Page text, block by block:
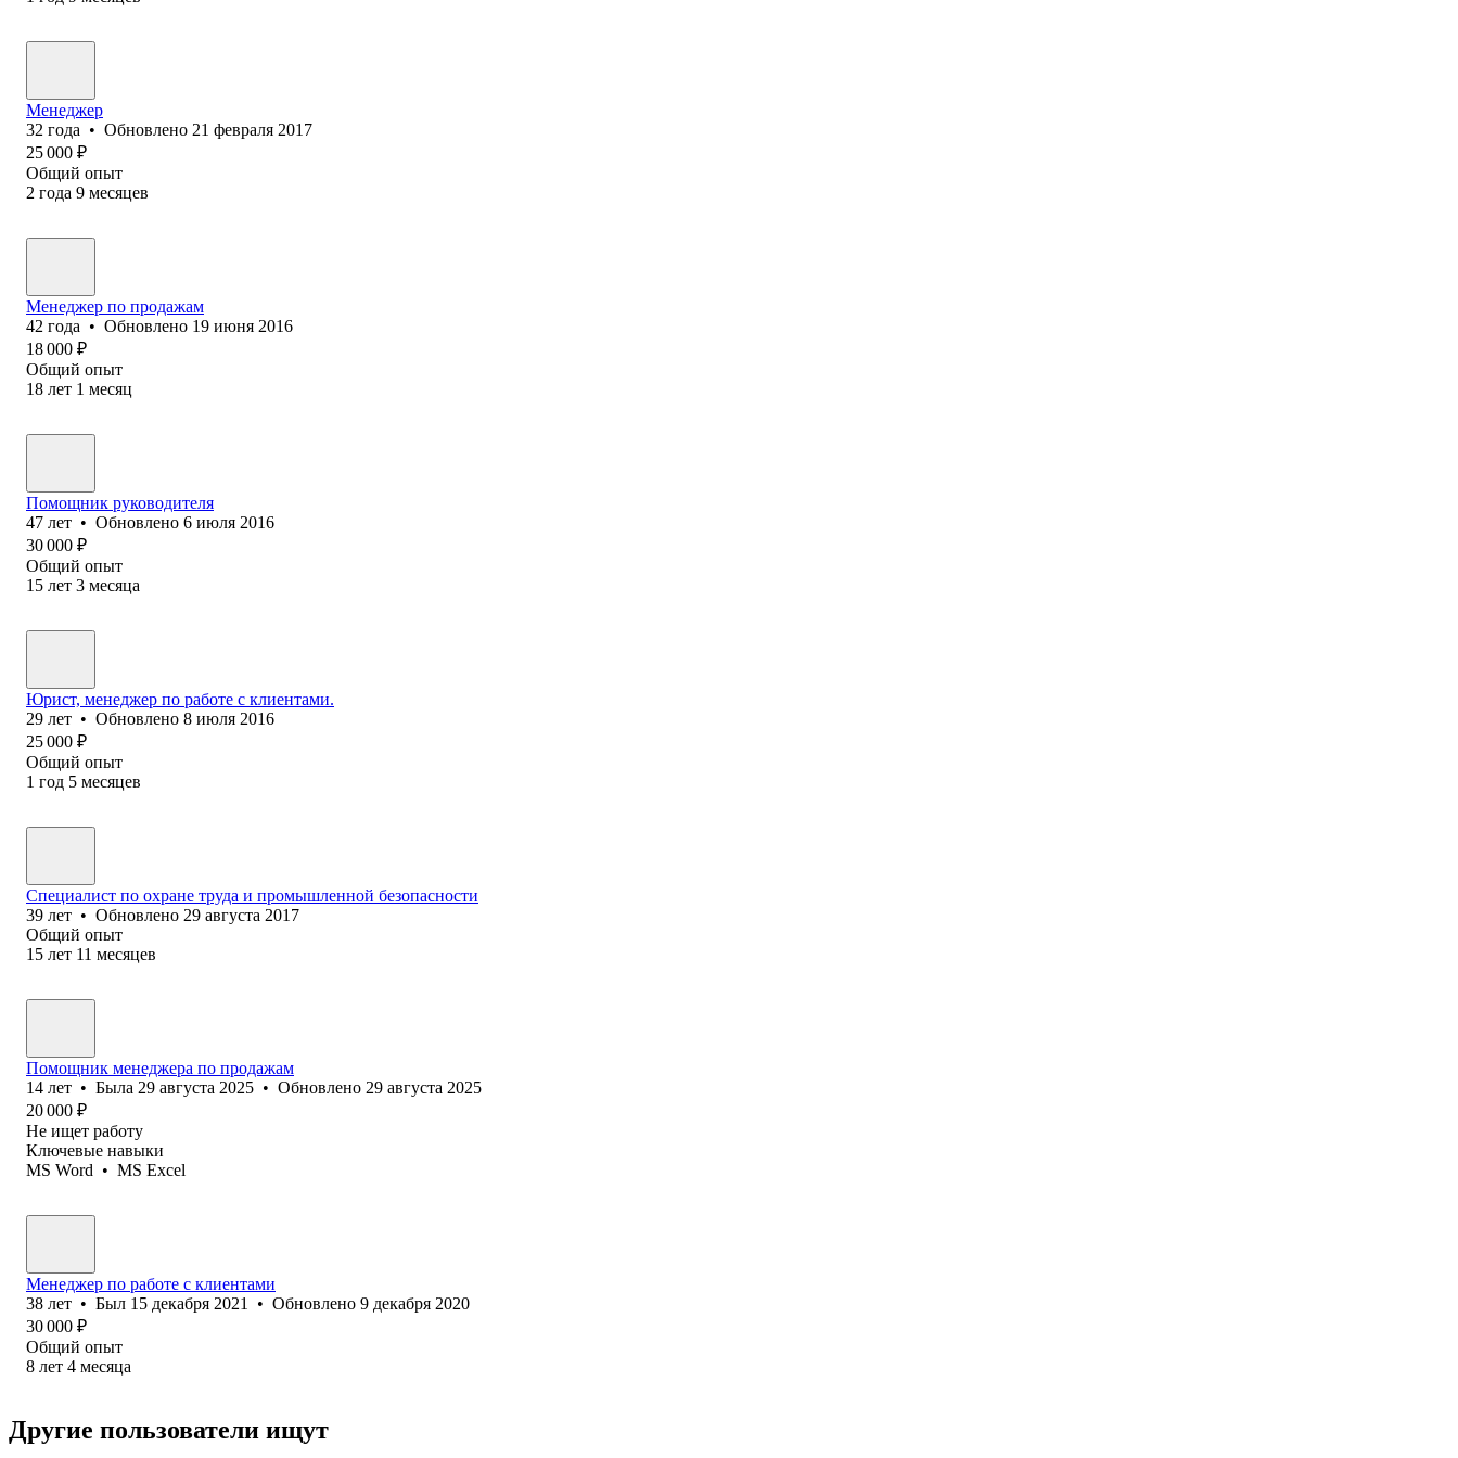
Менеджер
32 года • Обновлено 21 февраля 2017
25 000 ₽
Общий опыт
2 года 9 месяцев
Менеджер по продажам
42 года • Обновлено 19 июня 2016
18 000 ₽
Общий опыт
18 лет 1 месяц
Помощник руководителя
47 лет • Обновлено 6 июля 2016
30 000 ₽
Общий опыт
15 лет 3 месяца
Юрист, менеджер по работе с клиентами.
29 лет • Обновлено 8 июля 2016
25 000 ₽
Общий опыт
1 год 5 месяцев
Специалист по охране труда и промышленной безопасности
39 лет • Обновлено 29 августа 2017
Общий опыт
15 лет 11 месяцев
Помощник менеджера по продажам
14 лет • Была 29 августа 2025 • Обновлено 29 августа 2025
20 000 ₽
Не ищет работу
Ключевые навыки
MS Word • MS Excel
Менеджер по работе с клиентами
38 лет • Был 15 декабря 2021 • Обновлено 9 декабря 2020
30 000 ₽
Общий опыт
8 лет 4 месяца
Другие пользователи ищут